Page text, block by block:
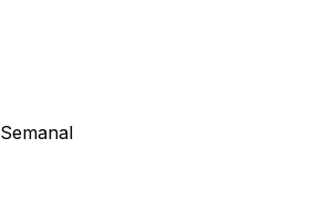
Semanal